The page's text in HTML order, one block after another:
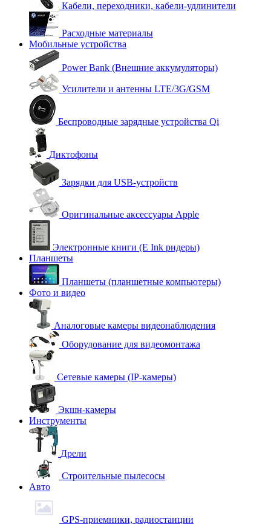
Кабели, переходники, кабели-удлинители
Расходные материалы
Мобильные устройства
Power Bank (Внешние аккумуляторы)
Усилители и антенны LTE/3G/GSM
Беспроводные зарядные устройства Qi
Диктофоны
Зарядки для USB-устройств
Оригинальные аксессуары Apple
Электронные книги (E Ink ридеры)
Планшеты
Планшеты (планшетные компьютеры)
Фото и видео
Аналоговые камеры видеонаблюдения
Оборудование для видеомонтажа
Сетевые камеры (IP-камеры)
Экшн-камеры
Инструменты
Дрели
Строительные пылесосы
Авто
GPS-приемники, радиостанции